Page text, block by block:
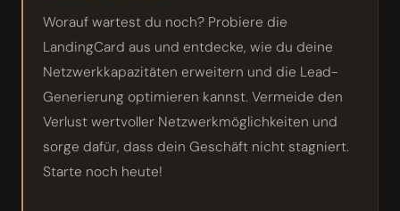
Worauf wartest du noch? Probiere die
LandingCard aus und entdecke, wie du deine
Netzwerkkapazitäten erweitern und die Lead-
Generierung optimieren kannst. Vermeide den
Verlust wertvoller Netzwerkmöglichkeiten und
sorge dafür, dass dein Geschäft nicht stagniert.
Starte noch heute!